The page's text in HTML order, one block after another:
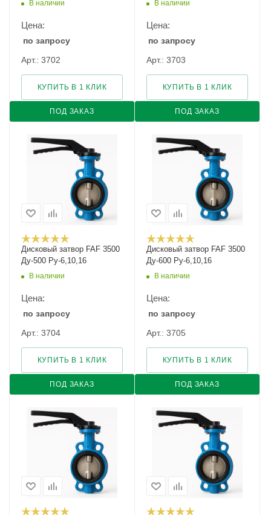
В наличии
Цена:
по запросу
Арт.: 3702
ПОД ЗАКАЗ
КУПИТЬ В 1 КЛИК
В наличии
Цена:
по запросу
Арт.: 3703
ПОД ЗАКАЗ
КУПИТЬ В 1 КЛИК
Дисковый затвор FAF 3500
Ду-500 Ру-6,10,16
В наличии
Цена:
по запросу
Арт.: 3704
ПОД ЗАКАЗ
КУПИТЬ В 1 КЛИК
Дисковый затвор FAF 3500
Ду-600 Ру-6,10,16
В наличии
Цена:
по запросу
Арт.: 3705
ПОД ЗАКАЗ
КУПИТЬ В 1 КЛИК